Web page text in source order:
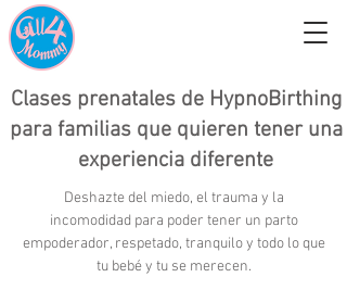
Clases prenatales de HypnoBirthing
para familias que quieren tener una
experiencia diferente
Deshazte del miedo, el trauma y la
incomodidad para poder tener un parto
empoderador, respetado, tranquilo y todo lo que
tu bebé y tu se merecen.